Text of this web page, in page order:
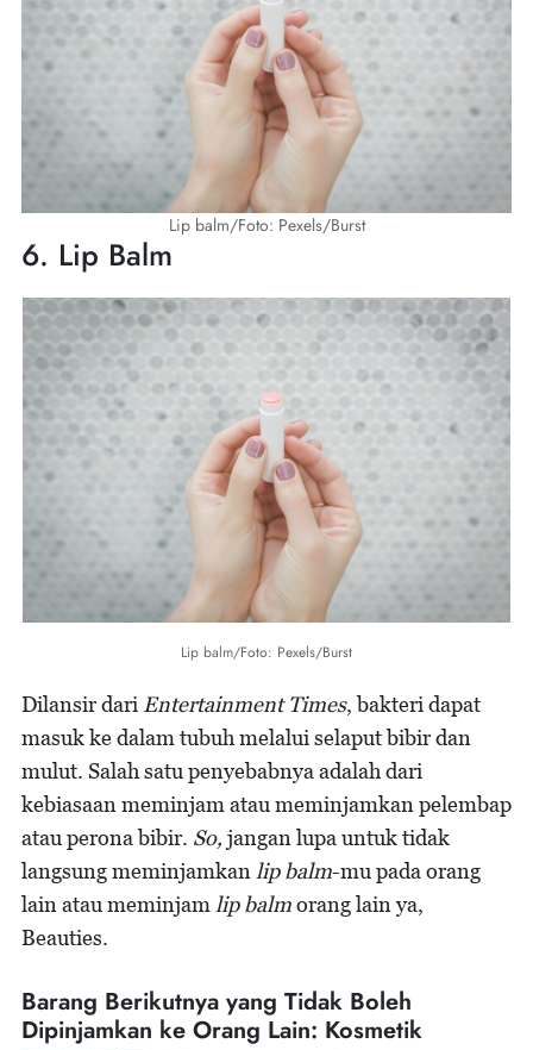
Lip balm/Foto: Pexels/Burst
6. Lip Balm
Lip balm/Foto: Pexels/Burst
Dilansir dariEntertainment Times, bakteri dapat
masuk ke dalam tubuh melalui selaput bibir dan
mulut. Salah satu penyebabnya adalah dari
kebiasaan meminjam atau meminjamkan pelembap
atau perona bibir. So, jangan lupa untuk tidak
langsung meminjamkanlip balm-mu pada orang
lain atau meminjamlip balmorang lain ya,
Beauties.
Barang Berikutnya yang Tidak Boleh
Dipinjamkan ke Orang Lain: Kosmetik